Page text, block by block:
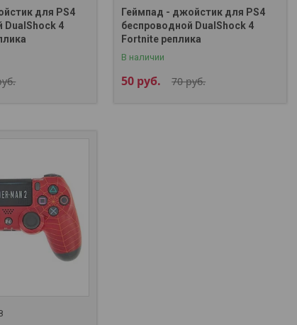
для PS4
DualShock 4
Геймпад - джойстик для PS4
беспроводной DualShock 4
Fortnite реплика
В наличии
70руб.
50 руб.